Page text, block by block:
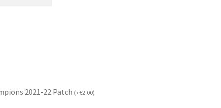
2021-22 Patch (+€2.00)